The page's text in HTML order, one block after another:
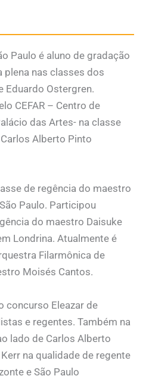
Paulo é aluno de gradação
plena nas classes dos
Eduardo Ostergren.
CEFAR – Centro de
das Artes- na classe
Alberto Pinto
de regência do maestro
Paulo. Participou
do maestro Daisuke
Londrina. Atualmente é
Filarmônica de
Moisés Cantos.
concurso Eleazar de
e regentes. Também na
lado de Carlos Alberto
na qualidade de regente
e São Paulo